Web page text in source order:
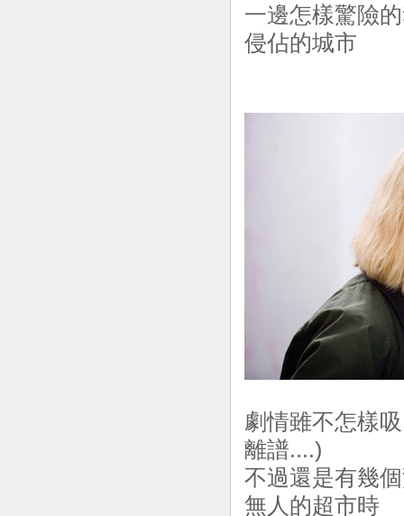
一邊怎樣驚險
侵佔的城市
劇情雖不怎樣
離譜....)
不過還是有幾
無人的超市時